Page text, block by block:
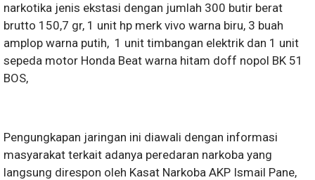
narkotika jenis ekstasi dengan jumlah 300 butir berat
brutto 150,7 gr, 1 unit hp merk vivo warna biru, 3 buah
amplop warna putih, 1 unit timbangan elektrik dan 1 unit
sepeda motor Honda Beat warna hitam doff nopol BK 51
BOS,
Pengungkapan jaringan ini diawali dengan informasi
masyarakat terkait adanya peredaran narkoba yang
langsung direspon oleh Kasat Narkoba AKP Ismail Pane,